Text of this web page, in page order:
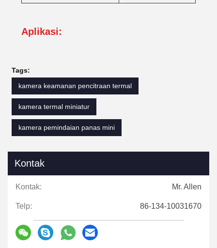
Aplikasi:
Tags:
kamera keamanan pencitraan termal
kamera termal miniatur
kamera pemindaian panas mini
Kontak
Kontak: Mr. Allen
Telp: 86-134-10031670